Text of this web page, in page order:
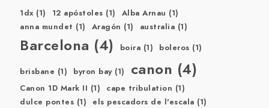
1dx(1) 12 apóstoles (1) Alba Arnau (1)
anna mundet (1) Aragón (1) australia (1)
Barcelona (4) boira (1) boleros (1)
brisbane (1) byron bay(1) canon (4)
Canon 1D Mark II (1) cape tribulation (1)
dulce pontes (1) els pescadors de l'escala (1)